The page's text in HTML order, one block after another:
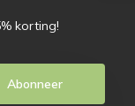
korting!
Abonneer